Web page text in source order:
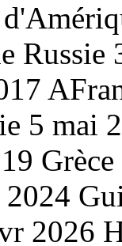
Russie
A
5 mai
Grèce
2026